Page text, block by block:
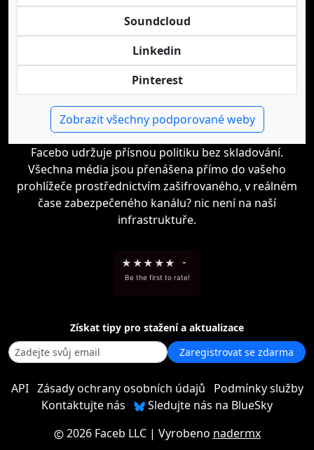
Soundcloud
Linkedin
Pinterest
Zobrazit všechny podporované weby
Facebo udržuje přísnou politiku bez skladování.
Všechna média jsou přenášena přímo do vašeho
prohlížeče prostřednictvím zašifrovaného, v reálném
čase zabezpečeného kanálu? nic není na naší
infrastruktuře.
★ ★★ ★★ -
Be the first to rate!
Získat tipy pro stažení a aktualizace
Zaregistrovat se zdarma
API Zásady ochrany osobních údajů
Podmínky služby
Kontaktujte nás
Sledujte nás na BlueSky
2026 Faceb LLC| Vyrobeno nadermx